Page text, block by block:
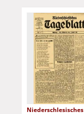
Niederschlesisches